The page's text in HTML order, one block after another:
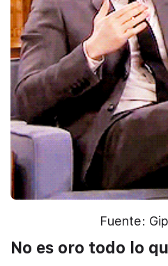
Fuente:
No es oro todo lo